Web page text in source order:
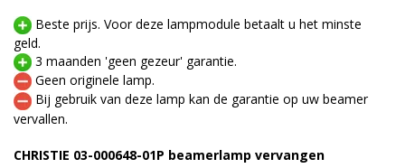
Beste prijs. Voor deze lampmodule betaalt u het minste
geld.
3 maanden 'geen gezeur' garantie.
Geen originele lamp.
Bij gebruik van deze lamp kan de garantie op uw beamer
vervallen.
CHRISTIE 03-000648-01P beamerlamp vervangen